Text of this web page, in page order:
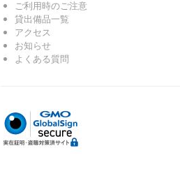
ご利用時のご注意
貸出備品一覧
アクセス
お知らせ
よくある質問